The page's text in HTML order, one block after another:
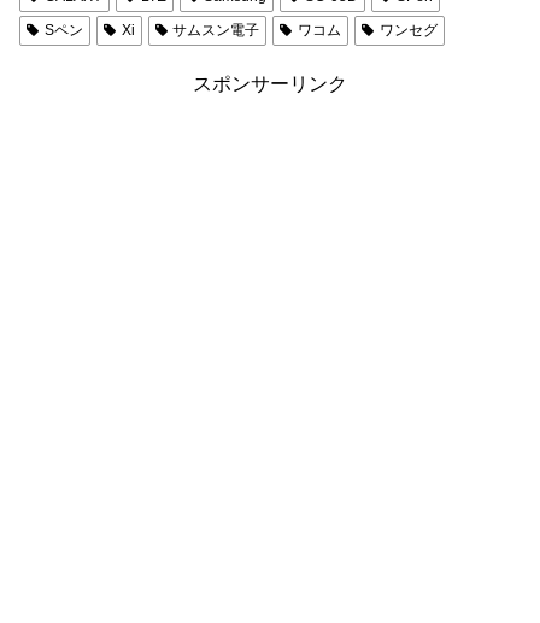
Sペン
Xi サムスン電子 ワコム ワンセグ
スポンサーリンク